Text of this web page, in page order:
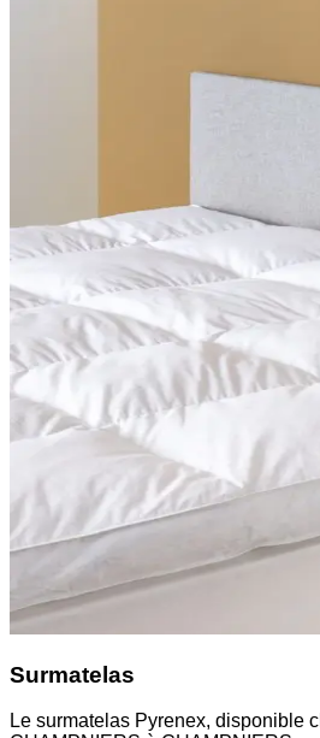
Surmatelas
Le surmatelas Pyrenex, disponible